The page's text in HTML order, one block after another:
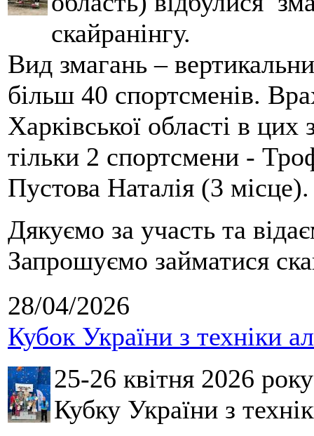
скайранінгу.
Вид змагань –
більш 40 спортсменів.
Харківської області в
тільки 2 спортсмени -
Пустова Наталія (3 місце).
Дякуємо за участь та
Запрошуємо займатися
28/04/2026
Кубок України з техніки
25-26 квітня 2026
Кубку України з